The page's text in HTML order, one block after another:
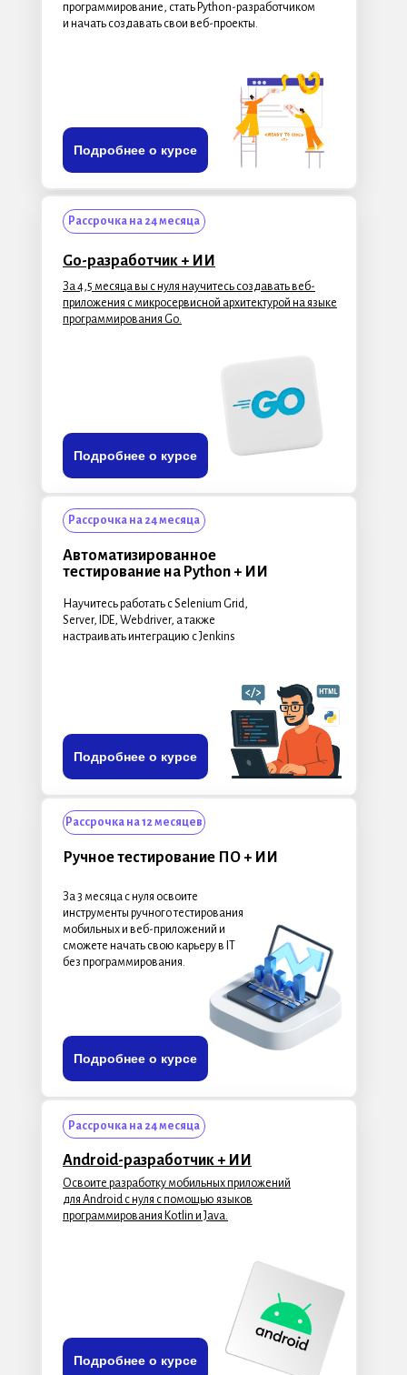
программирование, стать Python-разработчиком
и начать создавать свои веб-проекты.
Подробнее о курсе
Go-разработчик + ИИ
За 4,5 месяца вы с нуля научитесь создавать веб-
приложения с микросервисной архитектурой на языке
программирования Go.
Рассрочка на 24 месяца
Подробнее о курсе
Автоматизированное
тестирование на Python + ИИ
Научитесь работать с Selenium Grid,
Server, IDE, Webdriver, а также
настраивать интеграцию с Jenkins
Рассрочка на 24 месяца
Подробнее о курсе
Ручное тестирование ПО + ИИ
За 3 месяца с нуля освоите
инструменты ручного тестирования
мобильных и веб-приложений и
сможете начать свою карьеру в IT
без программирования.
Подробнее о курсе
Рассрочка на 12 месяцев
Android-разработчик + ИИ
Освоите разработку мобильных приложений
для Android с нуля c помощью языков
программирования Kotlin и Java.
Подробнее о курсе
Рассрочка на 24 месяца